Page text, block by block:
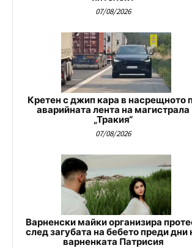
07/08/2026
Кретен с джип кара в насрещното
аварийната лента на магистрала
„Тракия“
07/08/2026
Варненски майки организира
след загубата на бебето преди дни
варненката Патрисия